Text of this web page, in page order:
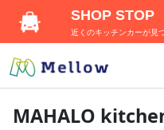
MAHALO
SHOP STOP
近くのキッチンカーが見